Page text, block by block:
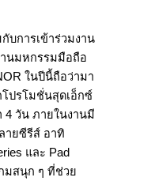
บการเข้าร่วมงาน
านมหกรรมมือถือ
ในปีนี้ถือว่ามา
ปรโมชั่นสุดเอ็กซ์
4 วัน ภายในงานมี
ยซีรีส์ อาทิ
และ Pad
มสนุก ๆ ที่ช่วย